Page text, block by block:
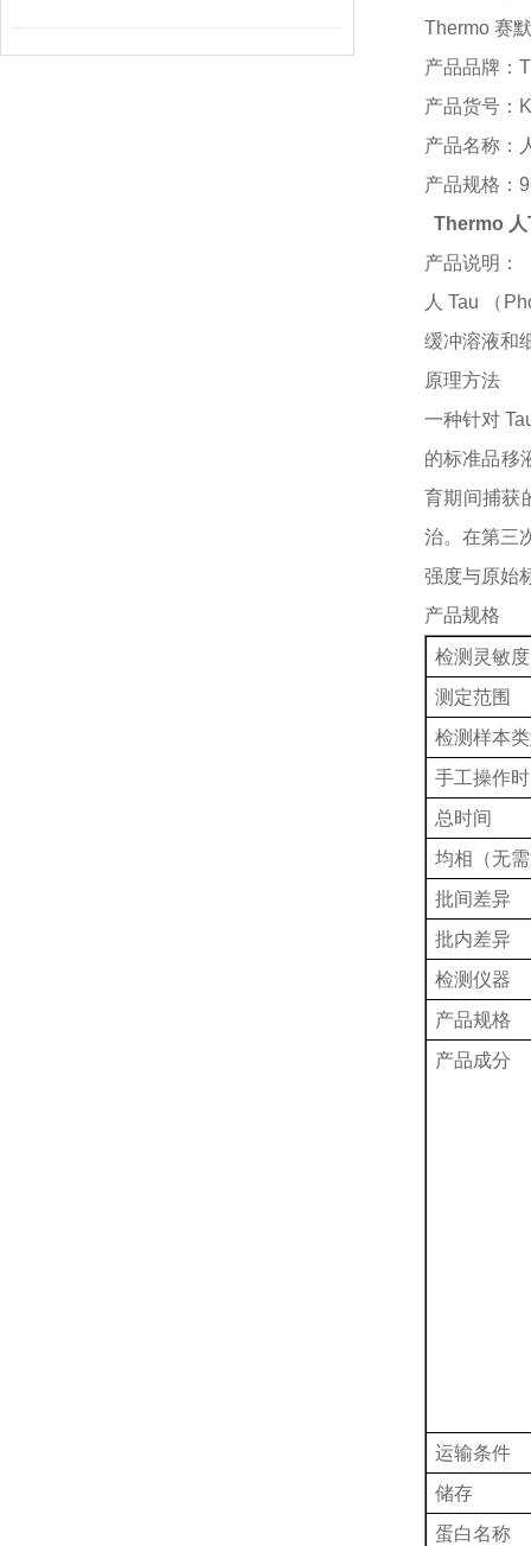
Thermo 赛
产品品牌：
产品货号：
产品名称：
产品规格：
Thermo 人
产品说明：
人 Tau （
缓冲溶液和
原理方法
一种针对
的标准品移
育期间捕获
治。在第三
强度与原始
产品规格
检测灵敏度
测定范围
检测样本
手工操作
总时间
均相（无
批间差异
批内差异
检测仪器
产品规格
产品成分
运输条件
储存
蛋白名称